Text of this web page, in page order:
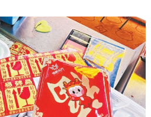
机构职能 政策服务
政策解读 回应关切